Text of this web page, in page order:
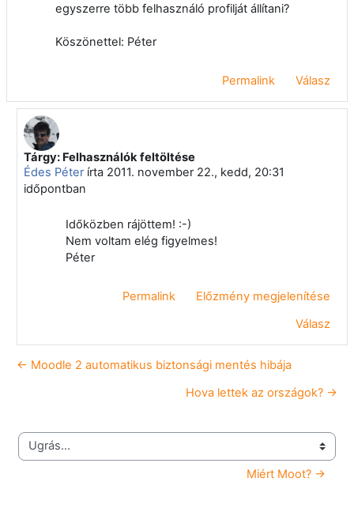
egyszerre több felhasználó profilját állítani?
Köszönettel: Péter
Permalink Válasz
Válasz erre: Édes Péter
Tárgy: Felhasználók feltöltése
Édes Péterírta 2011. november 22., kedd, 20:31
időpontban
Időközben rájöttem! :-)
Nem voltam elég figyelmes!
Péter
Permalink
Előzmény megjelenítése
Válasz
← Moodle 2 automatikus biztonsági mentés hibája
Hova lettek az országok? →
Ugrás...
Miért Moot? →